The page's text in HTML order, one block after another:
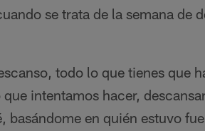
se trata de la semana de
todo lo que tienes que
intentamos hacer,
basándome en quién estuvo